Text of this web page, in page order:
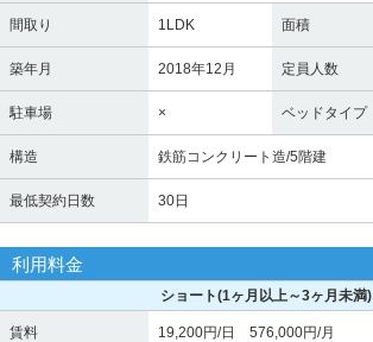
間取り 1LDK 面積
築年月 2018年12月 定員人数
駐車場 × ベッドタイプ
構造 鉄筋コンクリート造/5階建
最低契約日数 30日
利用料金
ショート(1ヶ月以上～3ヶ月未満)
賃料 19,200円/日 576,000円/月